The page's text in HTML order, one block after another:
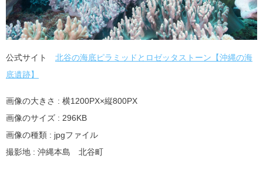
公式サイト 北谷の海底ピラミッドとロゼッタストーン【沖縄の海
底遺跡】
画像の大きさ : 横1200PX×縦800PX
画像のサイズ : 296KB
画像の種類 : jpgファイル
撮影地 : 沖縄本島 北谷町